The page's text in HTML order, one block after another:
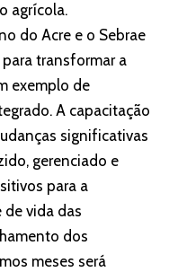
agrícola.
do Acre e o Sebrae
transformar a
exemplo de
A capacitação
significativas
gerenciado e
para a
de vida das
dos
meses será